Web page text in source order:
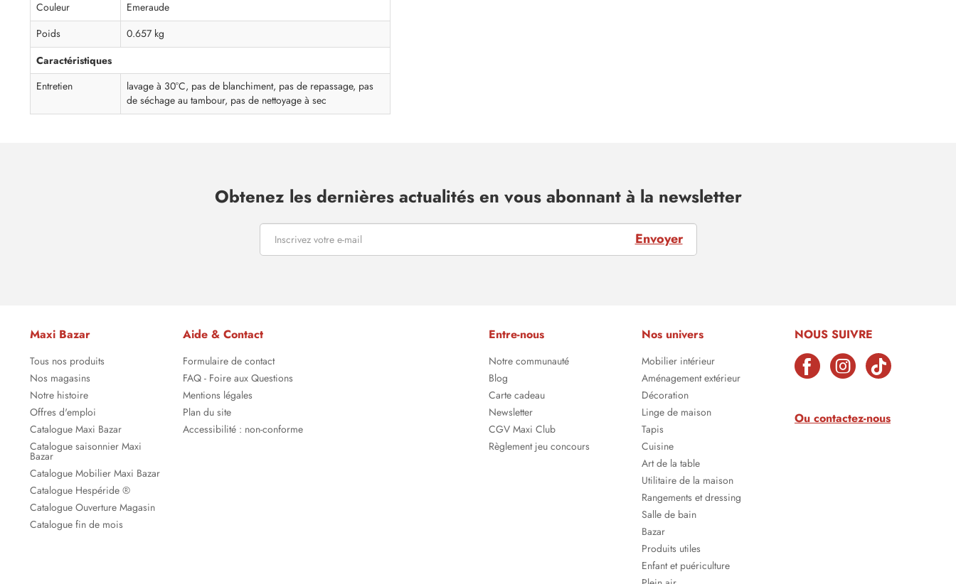
Couleur
Emeraude
Poids
0.657 kg
Caractéristiques
Entretien
lavage à 30°C, pas de blanchiment, pas de repassage, pas
de séchage au tambour, pas de nettoyage à sec
Obtenez les dernières actualités en vous abonnant à la newsletter
Envoyer
Maxi Bazar
Tous nos produits
Nos magasins
Notre histoire
Offres d'emploi
Catalogue Maxi Bazar
Catalogue saisonnier Maxi
Bazar
Catalogue Mobilier Maxi Bazar
Catalogue Hespéride ®
Catalogue Ouverture Magasin
Catalogue fin de mois
Aide & Contact
Formulaire de contact
FAQ - Foire aux Questions
Mentions légales
Plan du site
Accessibilité : non-conforme
Entre-nous
Notre communauté
Blog
Carte cadeau
Newsletter
CGV Maxi Club
Règlement jeu concours
Nos univers
Mobilier intérieur
Aménagement extérieur
Décoration
Linge de maison
Tapis
Cuisine
Art de la table
Utilitaire de la maison
Rangements et dressing
Salle de bain
Bazar
Produits utiles
Enfant et puériculture
NOUS SUIVRE
Ou contactez-nous